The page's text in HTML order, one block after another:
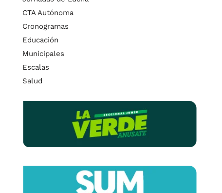
CTA Autónoma
Cronogramas
Educación
Municipales
Escalas
Salud